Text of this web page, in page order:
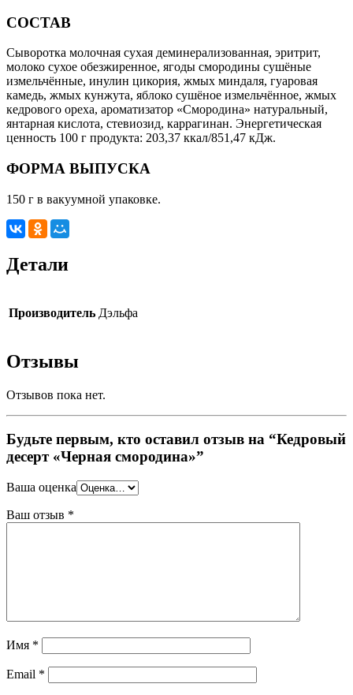
СОСТАВ
Сыворотка молочная сухая деминерализованная, эритрит,
молоко сухое обезжиренное, ягоды смородины сушёные
измельчённые, инулин цикория, жмых миндаля, гуаровая
камедь, жмых кунжута, яблоко сушёное измельчённое, жмых
кедрового ореха, ароматизатор «Смородина» натуральный,
янтарная кислота, стевиозид, каррагинан. Энергетическая
ценность 100 г продукта: 203,37 ккал/851,47 кДж.
ФОРМА ВЫПУСКА
150 г в вакуумной упаковке.
Детали
Производитель Дэльфа
Отзывы
Отзывов пока нет.
Будьте первым, кто оставил отзыв на “Кедровый
десерт «Черная смородина»”
Ваша оценка
Ваш отзыв *
Имя *
Email *